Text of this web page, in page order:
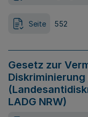
Seite 552
Gesetz zur
LADG NRW)